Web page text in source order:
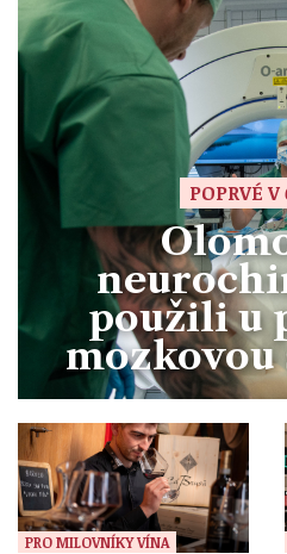
POPRVÉ V
použili u
PRO MILOVNÍKY VÍNA